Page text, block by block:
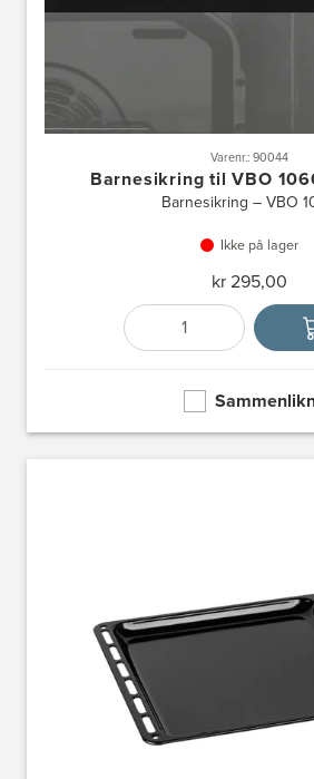
Varenr.: 90044
Barnesikring til VBO
Barnesikring – VBO
Ikke på lager
kr 295,00
Antall
Velg